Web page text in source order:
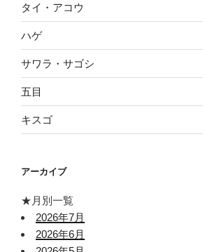
タイ・アコウ
ハゲ
サワラ・サゴシ
五目
キスゴ
アーカイブ
★月別一覧
2026年7月
2026年6月